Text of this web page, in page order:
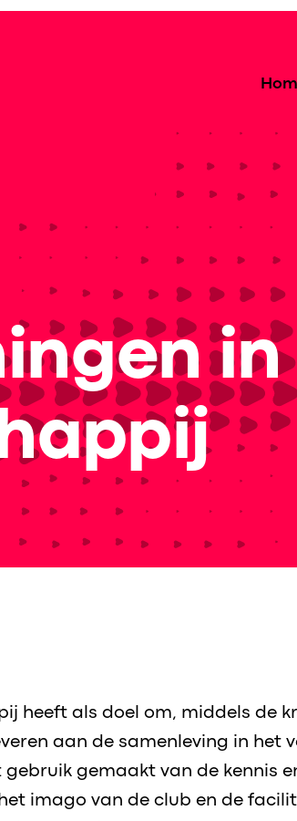
heeft als doel om, middels de
aan de samenleving in het
gemaakt van de kennis
imago van de club en de